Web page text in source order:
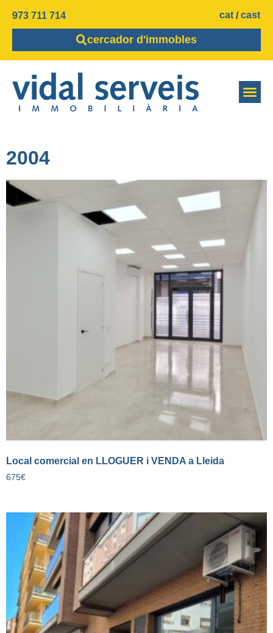
973 711 714 cat cast
cercador d'immobles
2004
Local comercial en LLOGUER i VENDA a Lleida
675€